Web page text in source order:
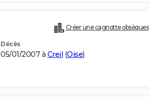
Créer une cagnotte obsèques
Décès
05/01/2007 à Creil (Oise)